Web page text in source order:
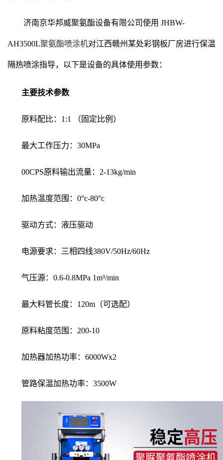
济南京华邦威聚氨酯设备有限公司使用 JHBW-
AH3500L聚氨酯喷涂机对江西赣州某处彩钢板厂房进行保温
隔热喷涂指导，以下是设备的具体使用参数：
主要技术参数
原料配比：1:1 （固定比例）
最大工作压力：30MPa
00CPS原料输出流量：2-13kg/min
加热温度范围：0°c-80°c
驱动方式：液压驱动
电源要求：三相四线380V/50Hz/60Hz
气压源：0.6-0.8MPa 1m³/min
最大料管长度：120m（可选配）
原料粘度范围：200-10
加热器加热功率：6000Wx2
管路保温加热功率：3500W